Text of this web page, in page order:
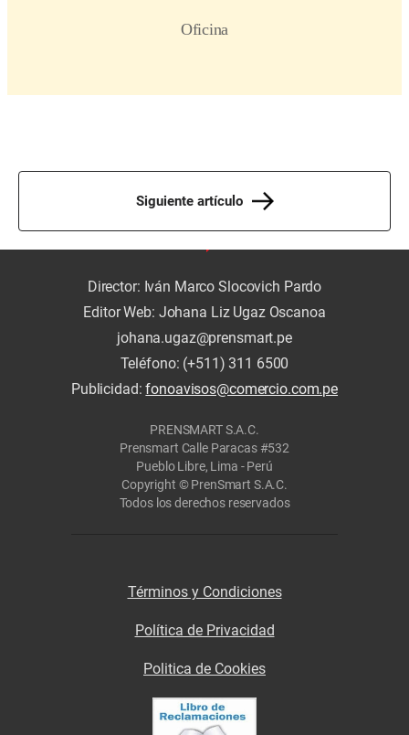
Siguiente artículo
Director: Iván Marco Slocovich Pardo
Editor Web: Johana Liz Ugaz Oscanoa
johana.ugaz@prensmart.pe
Teléfono: (+511) 311 6500
Publicidad:fonoavisos@comercio.com.pe
PRENSMART S.A.C.
Prensmart Calle Paracas #532
Pueblo Libre, Lima - Perú
Copyright © PrenSmart S.A.C.
Todos los derechos reservados
Términos y Condiciones
Política de Privacidad
Politica de Cookies